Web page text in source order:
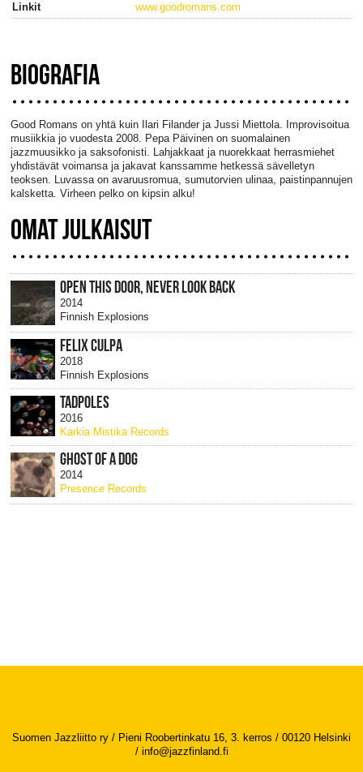
Linkit
www.goodromans.com
BIOGRAFIA
Good Romans on yhtä kuin Ilari Filander ja Jussi Miettola. Improvisoitua
musiikkia jo vuodesta 2008. Pepa Päivinen on suomalainen
jazzmuusikko ja saksofonisti. Lahjakkaat ja nuorekkaat herrasmiehet
yhdistävät voimansa ja jakavat kanssamme hetkessä sävelletyn
teoksen. Luvassa on avaruusromua, sumutorvien ulinaa, paistinpannujen
kalsketta. Virheen pelko on kipsin alku!
OMAT JULKAISUT
OPEN THIS DOOR, NEVER LOOK BACK
2014
Finnish Explosions
FELIX CULPA
2018
Finnish Explosions
TADPOLES
2016
Karkia Mistika Records
GHOST OF A DOG
2014
Presence Records
Suomen Jazzliitto ry / Pieni Roobertinkatu 16, 3. kerros / 00120 Helsinki
/ info@jazzfinland.fi